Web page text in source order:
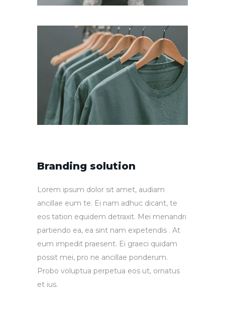
Branding solution
Lorem ipsum dolor sit amet, audiam
ancillae eum te. Ei nam adhuc dicant, te
eos tation equidem detraxit. Mei menandri
partiendo ea, ea sint nam expetendis . At
eum impedit praesent. Ei graeci quidam
possit mei, pro ne ancillae ponderum.
Probo voluptua perpetua eos ut, ornatus
et ius.